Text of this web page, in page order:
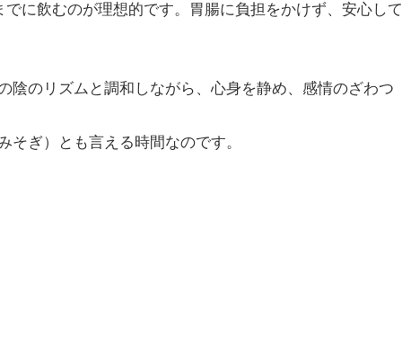
に飲むのが理想的です。胃腸に負担をかけず、安心して
陰のリズムと調和しながら、心身を静め、感情のざわつ
ぎ）とも言える時間なのです。